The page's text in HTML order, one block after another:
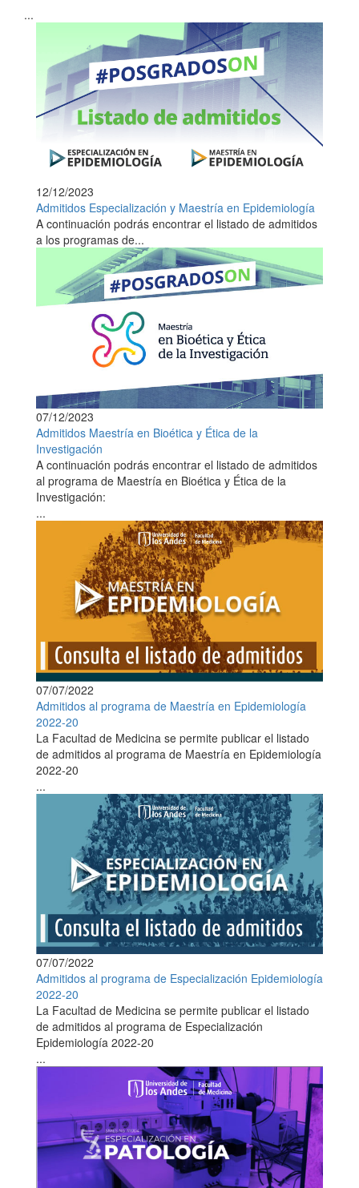
...
12/12/2023
Admitidos Especialización y Maestría en Epidemiología
A continuación podrás encontrar el listado de admitidos
a los programas de...
07/12/2023
Admitidos Maestría en Bioética y Ética de la
Investigación
A continuación podrás encontrar el listado de admitidos
al programa de Maestría en Bioética y Ética de la
Investigación:
...
07/07/2022
Admitidos al programa de Maestría en Epidemiología
2022-20
La Facultad de Medicina se permite publicar el listado
de admitidos al programa de Maestría en Epidemiología
2022-20
...
07/07/2022
Admitidos al programa de Especialización Epidemiología
2022-20
La Facultad de Medicina se permite publicar el listado
de admitidos al programa de Especialización
Epidemiología 2022-20
...